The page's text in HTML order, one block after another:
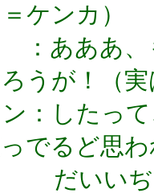
ケンカ）
：あああ、
うが！（
：したっ
でるど思
ぢ、そ